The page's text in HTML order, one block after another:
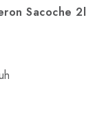
Sacoche 2l